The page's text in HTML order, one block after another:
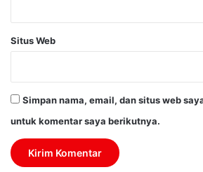
Situs Web
Simpan nama, email, dan situs web
untuk komentar saya berikutnya.